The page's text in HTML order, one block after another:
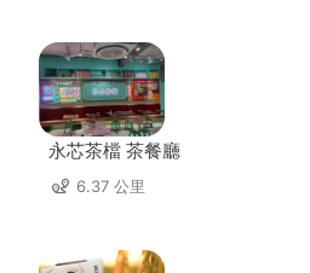
永芯茶檔 茶餐廳
6.37 公里